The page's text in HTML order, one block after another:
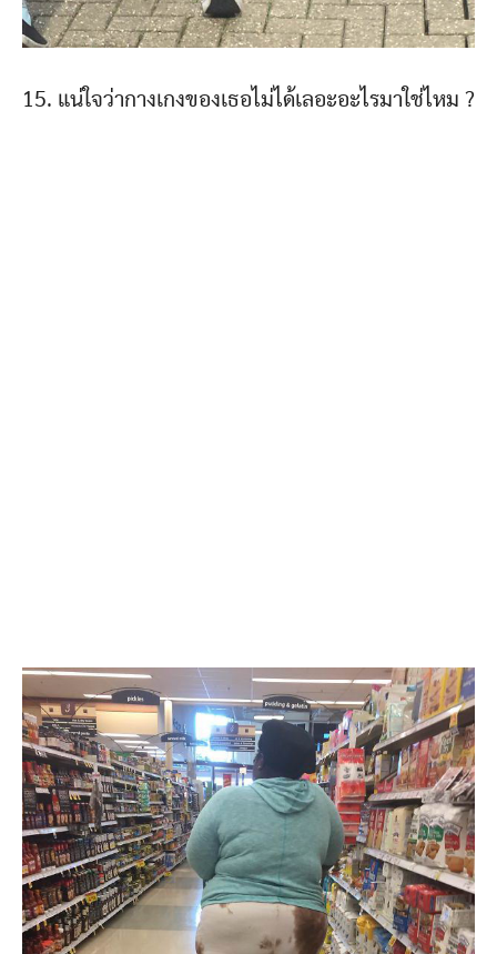
15. แน่ใจว่ากางเกงของเธอไม่ได้เลอะอะไรมาใช่ไหม ?